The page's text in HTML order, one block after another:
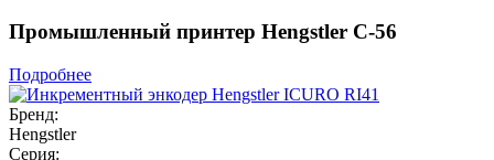
Промышленный принтер Hengstler C-56
Подробнее
Бренд:
Hengstler
Серия: